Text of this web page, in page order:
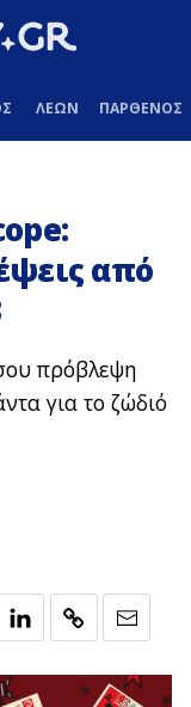
ΛΕΩΝ ΠΑΡΘΕΝΟΣ
από
πρόβλεψη
για το ζώδιό